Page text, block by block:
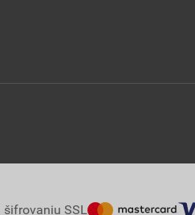
šifrovaniu SSL